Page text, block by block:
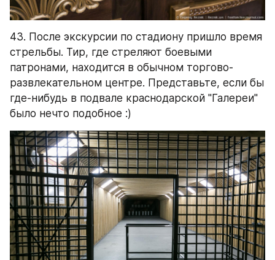
43. После экскурсии по стадиону пришло время
стрельбы. Тир, где стреляют боевыми
патронами, находится в обычном торгово-
развлекательном центре. Представьте, если бы
где-нибудь в подвале краснодарской "Галереи"
было нечто подобное :)